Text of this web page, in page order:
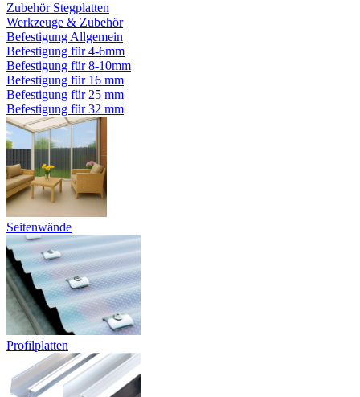
Zubehör Stegplatten
Werkzeuge & Zubehör
Befestigung Allgemein
Befestigung für 4-6mm
Befestigung für 8-10mm
Befestigung für 16 mm
Befestigung für 25 mm
Befestigung für 32 mm
Seitenwände
Profilplatten